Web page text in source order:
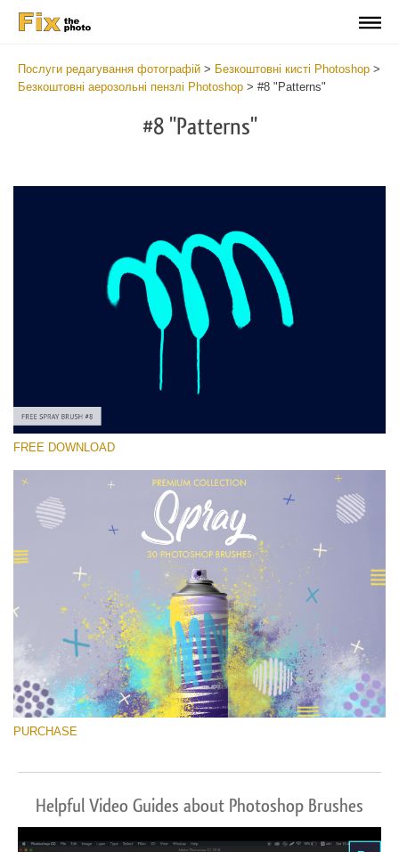
Послуги редагування фотографій > Безкоштовні кисті Photoshop >
Безкоштовні аерозольні пензлі Photoshop > #8 "Patterns"
#8 "Patterns"
Please select
Spray Brushes
(30 Ps Brushes)
Free download
FREE DOWNLOAD
PURCHASE
Helpful Video Guides about Photoshop Brushes